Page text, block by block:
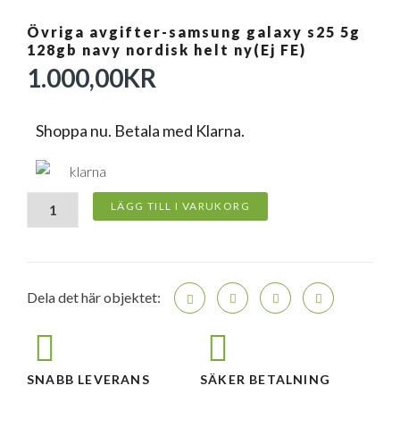
Övriga avgifter-samsung galaxy s25 5g
128gb navy nordisk helt ny(Ej FE)
1.000,00KR
Shoppa nu. Betala med Klarna.
avgifter-
5g
128gb
nordisk
helt
ny(Ej
LÄGG TILL I VARUKORG
Dela det här objektet:
SNABB LEVERANS SÄKER BETALNING